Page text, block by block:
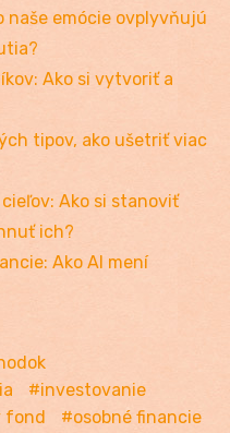
naše emócie ovplyvňujú
Ako si vytvoriť a
tipov, ako ušetriť viac
Ako si stanoviť
ich?
Ako AI mení
investovanie
fond
osobné financie